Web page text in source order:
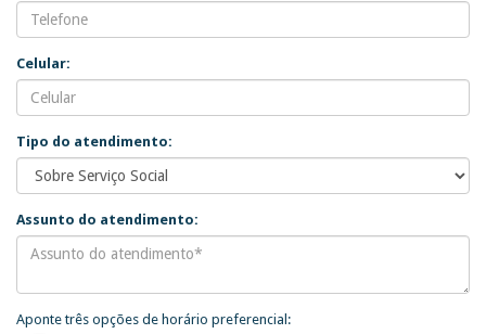
Celular:
Tipo do atendimento:
Assunto do atendimento:
Aponte três opções de horário preferencial: